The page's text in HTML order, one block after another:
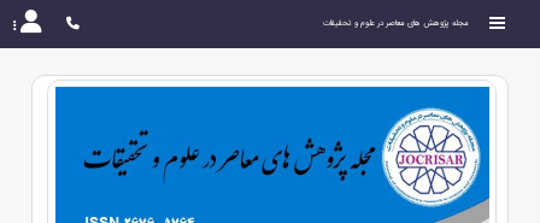
مجله پژوهش های معاصر در علوم و تحقیقات